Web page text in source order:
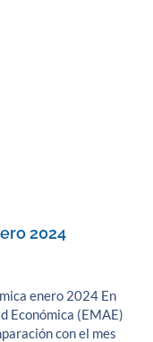
2024
enero 2024 En
Económica (EMAE)
con el mes